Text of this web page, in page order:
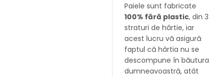
Paiele sunt fabricate
100% fără plastic, din 3
straturi de hârtie, iar
acest lucru vă asigură
faptul că hârtia nu se
descompune în băutura
dumneavoastră, atât